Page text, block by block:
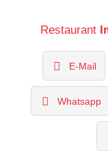
Restaurant
E-Mail
Whatsapp